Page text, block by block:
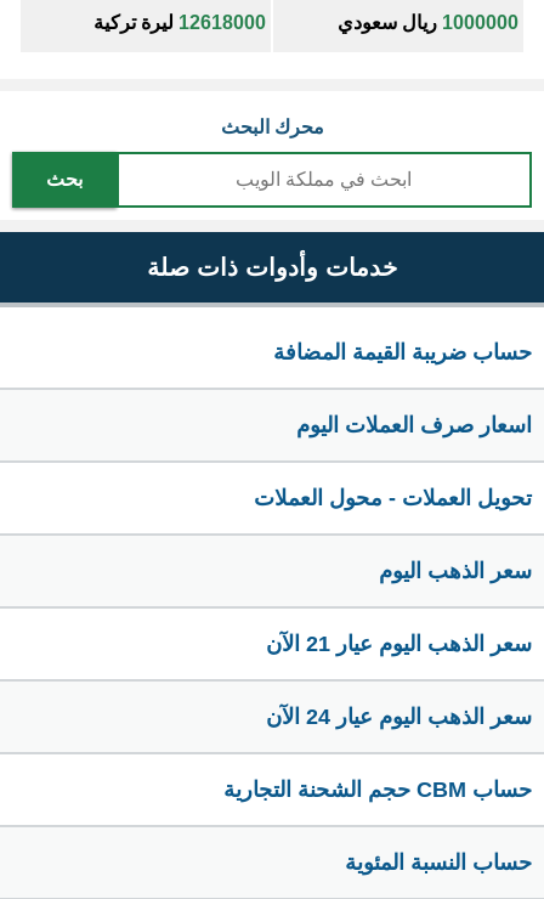
1000000 ريال سعودي 12618000 ليرة تركية
محرك البحث
بحث
خدمات وأدوات ذات صلة
حساب ضريبة القيمة المضافة
اسعار صرف العملات اليوم
تحويل العملات - محول العملات
سعر الذهب اليوم
سعر الذهب اليوم عيار 21 الآن
سعر الذهب اليوم عيار 24 الآن
حساب CBM حجم الشحنة التجارية
حساب النسبة المئوية